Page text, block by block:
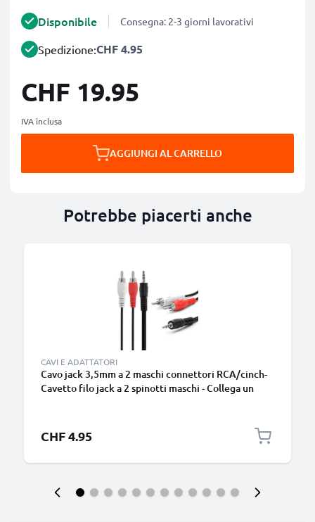
Disponibile Consegna: 2-3 giorni lavorativi
Spedizione:CHF 4.95
CHF 19.95
IVA inclusa
AGGIUNGI AL CARRELLO
Potrebbe piacerti anche
CAVI E ADATTATORI
Cavo jack 3,5mm a 2 maschi connettori RCA/cinch-
Cavetto filo jack a 2 spinotti maschi - Collega un
CHF 4.95